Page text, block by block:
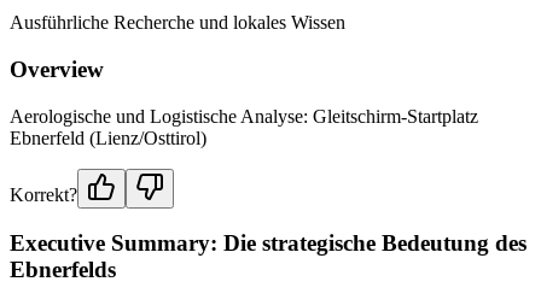
Ausführliche Recherche und lokales Wissen
Overview
Aerologische und Logistische Analyse: Gleitschirm-Startplatz
Ebnerfeld (Lienz/Osttirol)
Korrekt?
Executive Summary: Die strategische Bedeutung des
Ebnerfelds